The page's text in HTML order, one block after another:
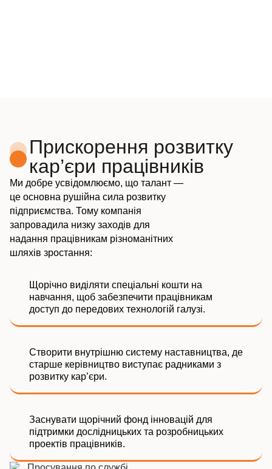
Прискорення розвитку
кар’єри працівників
Ми добре усвідомлюємо, що талант —
це основна рушійна сила розвитку
підприємства. Тому компанія
запровадила низку заходів для
надання працівникам різноманітних
шляхів зростання:
Щорічно виділяти спеціальні кошти на
навчання, щоб забезпечити працівникам
доступ до передових технологій галузі.
Створити внутрішню систему наставництва, де
старше керівництво виступає радниками з
розвитку кар’єри.
Заснувати щорічний фонд інновацій для
підтримки дослідницьких та розробницьких
проектів працівників.